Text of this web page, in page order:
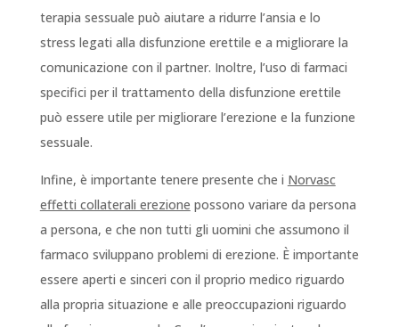
terapia sessuale può aiutare a ridurre l’ansia e lo
stress legati alla disfunzione erettile e a migliorare la
comunicazione con il partner. Inoltre, l’uso di farmaci
specifici per il trattamento della disfunzione erettile
può essere utile per migliorare l’erezione e la funzione
sessuale.
Infine, è importante tenere presente che i Norvasc
effetti collaterali erezione possono variare da persona
a persona, e che non tutti gli uomini che assumono il
farmaco sviluppano problemi di erezione. È importante
essere aperti e sinceri con il proprio medico riguardo
alla propria situazione e alle preoccupazioni riguardo